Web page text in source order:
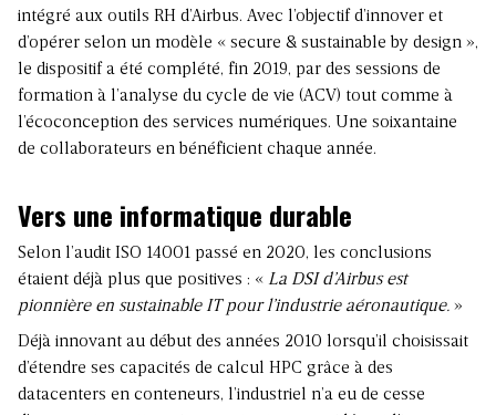
intégré aux outils RH d’Airbus. Avec l’objectif d’innover et
d’opérer selon un modèle « secure & sustainable by design »,
le dispositif a été complété, fin 2019, par des sessions de
formation à l’analyse du cycle de vie (ACV) tout comme à
l’écoconception des services numériques. Une soixantaine
de collaborateurs en bénéficient chaque année.
Vers une informatique durable
Selon l’audit ISO 14001 passé en 2020, les conclusions
étaient déjà plus que positives : « La DSI d’Airbus est
pionnière en sustainable IT pour l’industrie aéronautique. »
Déjà innovant au début des années 2010 lorsqu’il choisissait
d’étendre ses capacités de calcul HPC grâce à des
datacenters en conteneurs, l’industriel n’a eu de cesse